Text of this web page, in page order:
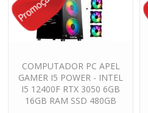
COMPUTADOR PC APEL
GAMER I5 POWER - INTEL
I5 12400F RTX 3050 6GB
16GB RAM SSD 480GB